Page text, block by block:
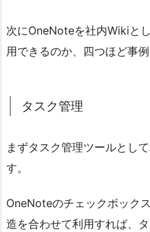
次にOneNoteを社内Wikiと
用できるのか、四つほど事
タスク管理
まずタスク管理ツールとし
す。
OneNoteのチェックボック
造を合わせて利用すれば、